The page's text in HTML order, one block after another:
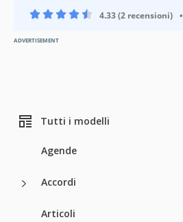
4.33 (2 recensioni) •
ADVERTISEMENT
Tutti i modelli
Agende
Accordi
Articoli